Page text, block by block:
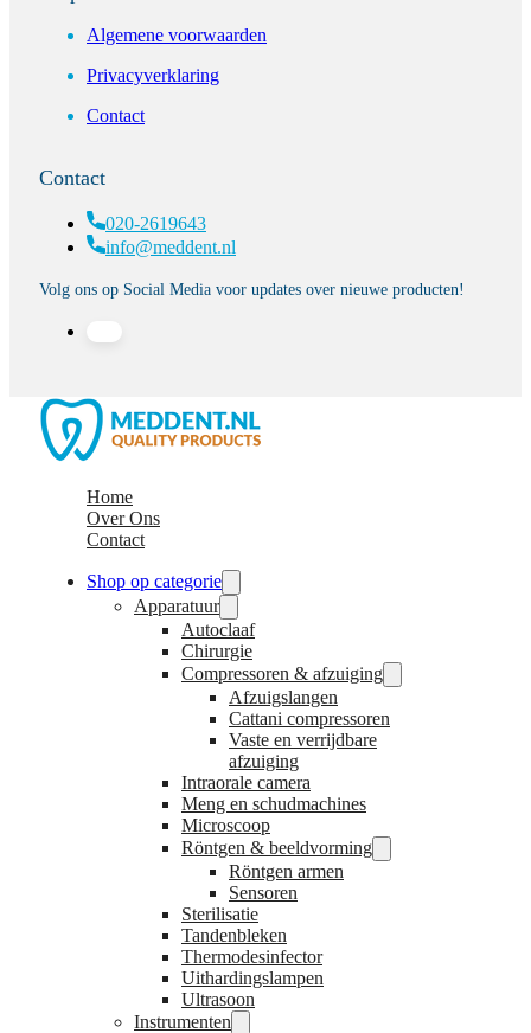
Algemene voorwaarden
Privacyverklaring
Contact
Contact
020-2619643
info@meddent.nl
Volg ons op Social Media voor updates over nieuwe producten!
Home
Over Ons
Contact
Shop op categorie
Apparatuur
Autoclaaf
Chirurgie
Compressoren & afzuiging
Afzuigslangen
Cattani compressoren
Vaste en verrijdbare
afzuiging
Intraorale camera
Meng en schudmachines
Microscoop
Röntgen & beeldvorming
Röntgen armen
Sensoren
Sterilisatie
Tandenbleken
Thermodesinfector
Uithardingslampen
Ultrasoon
Instrumenten